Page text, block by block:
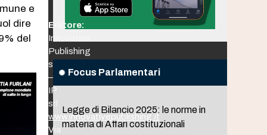
e
dire
del
Focus Parlamentari
Legge di Bilancio 2025: le norme in
materia di Affari costituzionali
Editore:
Innovative
Publishing
srl
–
IP
srl
www.innovativepublishing.it
Via